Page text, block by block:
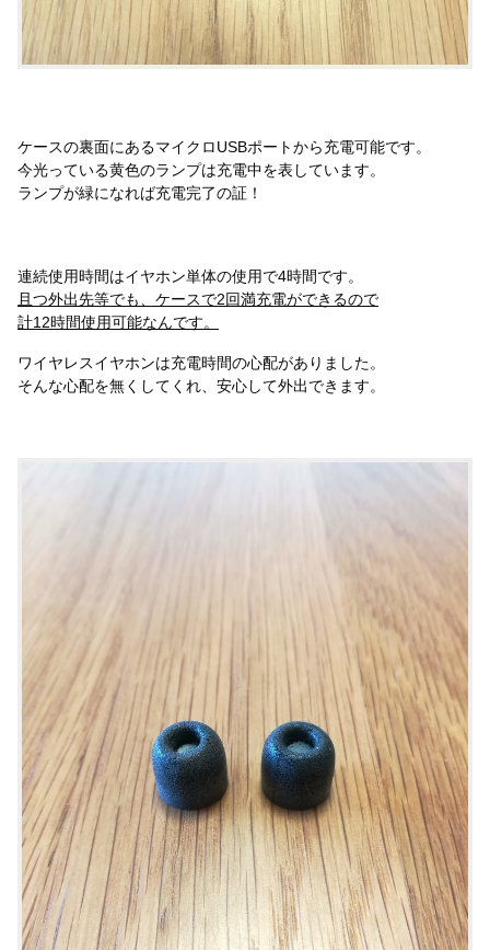
ケースの裏面にあるマイクロUSBポートから充電可能です。
今光っている黄色のランプは充電中を表しています。
ランプが緑になれば充電完了の証！
連続使用時間はイヤホン単体の使用で4時間です。
且つ外出先等でも、ケースで2回満充電ができるので
計12時間使用可能なんです。
ワイヤレスイヤホンは充電時間の心配がありました。
そんな心配を無くしてくれ、安心して外出できます。